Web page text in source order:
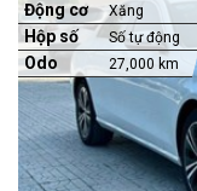
Động cơ Xăng
Hộp số Số tự động
Odo 27,000 km